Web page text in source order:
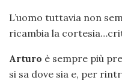
L’uomo tuttavia non
ricambia la
Arturo è sempre più
si sa dove sia e, per